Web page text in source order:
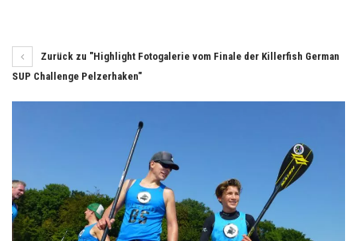
Zurück zu "Highlight Fotogalerie vom Finale der Killerfish German
SUP Challenge Pelzerhaken"